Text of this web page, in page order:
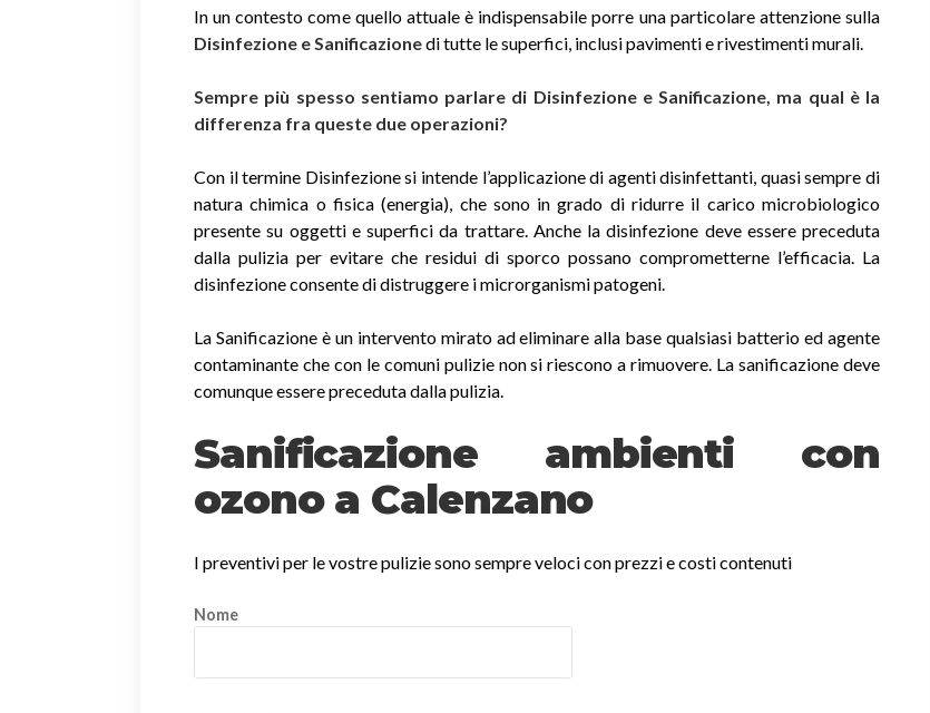
In un contesto come quello attuale è indispensabile porre una particolare attenzione sulla
Disinfezione e Sanificazionedi tutte le superfici, inclusi pavimenti e rivestimenti murali.
Sempre più spesso sentiamo parlare di Disinfezione e Sanificazione, ma qual è la
differenza fra queste due operazioni?
Con il termine Disinfezione si intende l’applicazione di agenti disinfettanti, quasi sempre di
natura chimica o fisica (energia), che sono in grado di ridurre il carico microbiologico
presente su oggetti e superfici da trattare. Anche la disinfezione deve essere preceduta
dalla pulizia per evitare che residui di sporco possano comprometterne l’efficacia. La
disinfezione consente di distruggere i microrganismi patogeni.
La Sanificazione è un intervento mirato ad eliminare alla base qualsiasi batterio ed agente
contaminante che con le comuni pulizie non si riescono a rimuovere. La sanificazione deve
comunque essere preceduta dalla pulizia.
Sanificazione ambienti con
ozono a Calenzano
I preventivi per le vostre pulizie sono sempre veloci con prezzi e costi contenuti
Nome